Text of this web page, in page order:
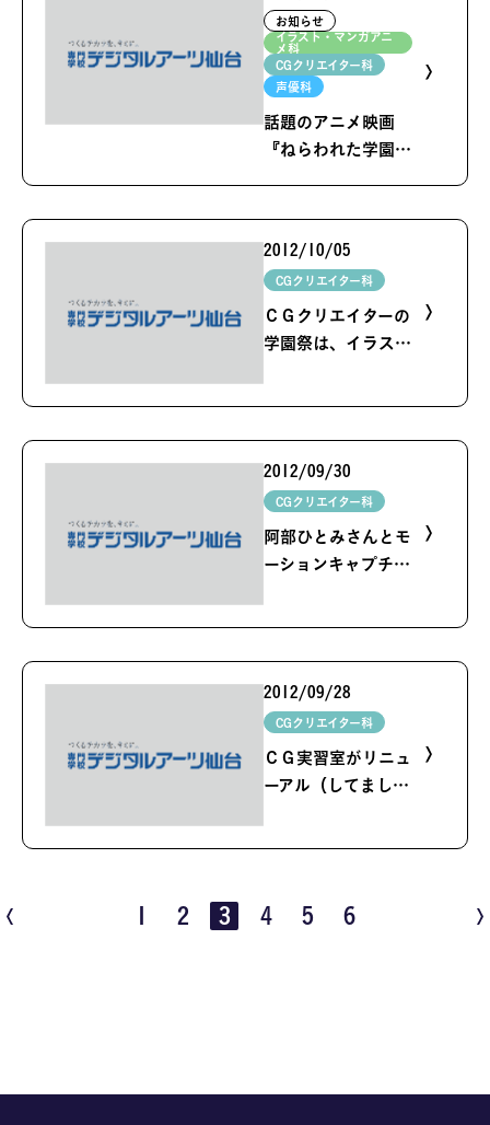
お知らせ
イラスト・マンガアニ
メ科
CGクリエイター科
声優科
話題のアニメ映画
『ねらわれた学園』
2012/10/05
CGクリエイター科
ＣＧクリエイターの
学園祭は、イラスト
2012/09/30
CGクリエイター科
阿部ひとみさんとモ
ーションキャプチャ
2012/09/28
CGクリエイター科
ＣＧ実習室がリニュ
ーアル（してまし
2 3 4 5 6